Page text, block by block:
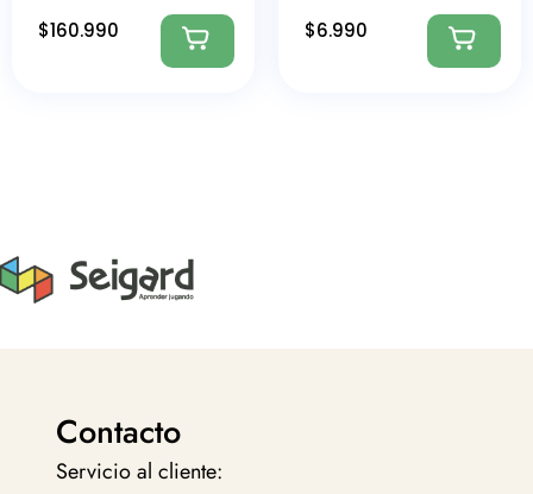
$160.990 $6.990
Contacto
Servicio al cliente: